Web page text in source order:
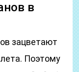
в
зацветают
Поэтому